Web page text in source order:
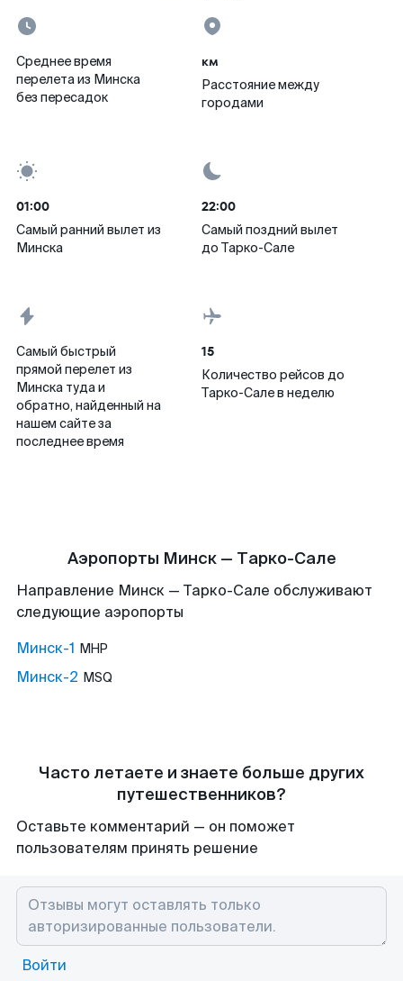
Среднее время
перелета из Минска
без пересадок
км
Расстояние между
городами
01:00
Самый ранний вылет из
Минска
22:00
Самый поздний вылет
до Тарко-Сале
Самый быстрый
прямой перелет из
Минска туда и
обратно, найденный на
нашем сайте за
последнее время
15
Количество рейсов до
Тарко-Сале в неделю
Аэропорты Минск — Тарко-Сале
Направление Минск — Тарко-Сале обслуживают
следующие аэропорты
Минск-1 MHP
Минск-2 MSQ
Часто летаете и знаете больше других
путешественников?
Оставьте комментарий — он поможет
пользователям принять решение
Войти